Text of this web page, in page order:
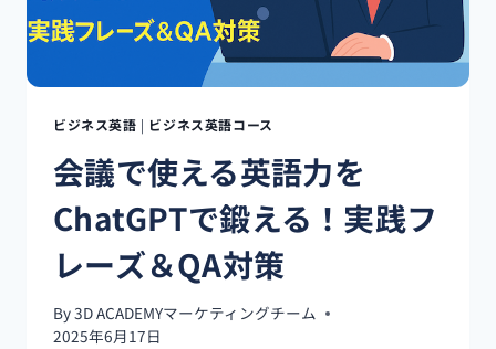
構
原
作
成
ま
で
自
動
化
ビジネス英語 | ビジネス英語コース
会議で使える英語力を
ChatGPTで鍛える！実践フ
レーズ＆QA対策
By3D ACADEMYマーケティングチーム
2025年6月17日